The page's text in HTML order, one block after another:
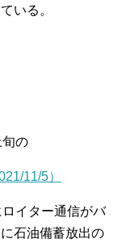
いる。
の
11/5）
イター通信がバ
石油備蓄放出の